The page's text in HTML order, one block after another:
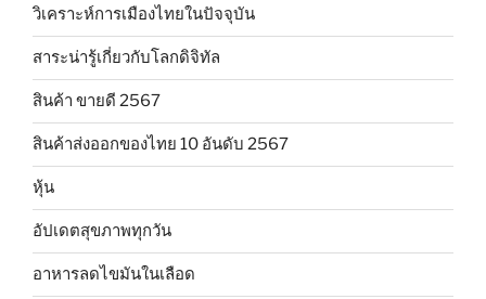
วิเคราะห์การเมืองไทยในปัจจุบัน
สาระน่ารู้เกี่ยวกับโลกดิจิทัล
สินค้า ขายดี 2567
สินค้าส่งออกของไทย 10 อันดับ 2567
หุ้น
อัปเดตสุขภาพทุกวัน
อาหารลดไขมันในเลือด